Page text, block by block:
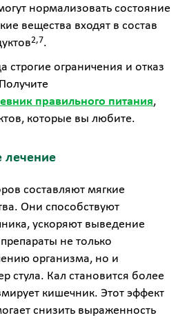
нормализовать состояние
вещества входят в состав
2,7.
строгие ограничения и отказ
правильного питания,
которые вы любите.
лечение
составляют мягкие
Они способствуют
ускоряют выведение
не только
организма, но и
стула. Кал становится более
кишечник. Этот эффект
снизить выраженность